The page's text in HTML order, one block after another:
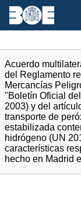
Acuerdo
del Reglamento
Mercancías
"Boletín Oficial
2003) y del
transporte de
estabilizada
hidrógeno (UN
características
hecho en Madrid